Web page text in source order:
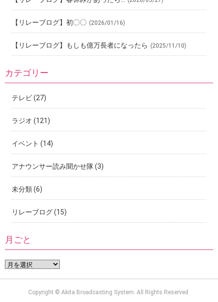
【リレーブログ】初〇〇 (2026/01/16)
【リレーブログ】もしも億万長者になったら (2025/11/10)
カテゴリー
テレビ(27)
ラジオ (121)
イベント (14)
アナウンサー読み聞かせ隊(3)
未分類(6)
リレーブログ(15)
月ごと
Copyright © Akita Broadcasting System. All Rights Reserved.